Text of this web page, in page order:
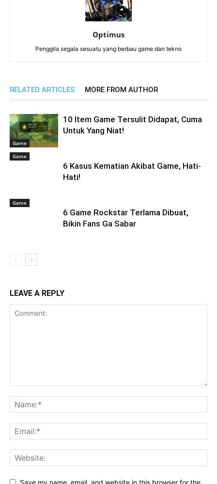
Optimus
Penggila segala sesuatu yang berbau game dan tekno
RELATED ARTICLES MORE FROM AUTHOR
Game
10 Item Game Tersulit Didapat, Cuma
Untuk Yang Niat!
Game
6 Kasus Kematian Akibat Game, Hati-
Hati!
Game
6 Game Rockstar Terlama Dibuat,
Bikin Fans Ga Sabar
LEAVE A REPLY
Save my name, email, and website in this browser for the